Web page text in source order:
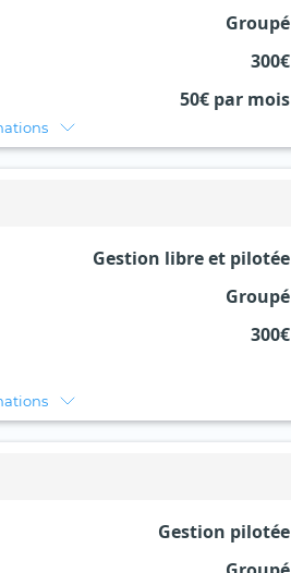
Groupé
300€
50€ par mois
Gestion libre et pilotée
Groupé
300€
Gestion pilotée